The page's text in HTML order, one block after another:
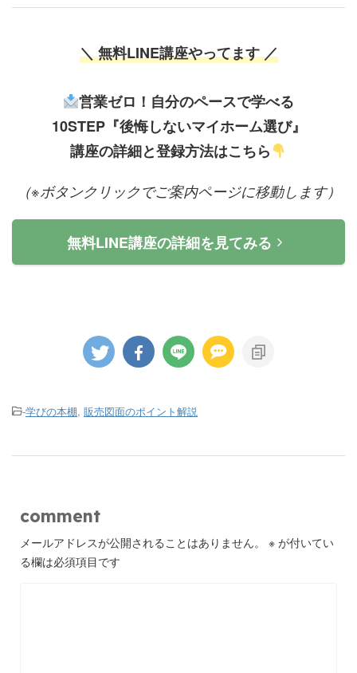
＼ 無料LINE講座やってます ／
営業ゼロ！自分のペースで学べる
10STEP『後悔しないマイホーム選び』
講座の詳細と登録方法はこちら
（※ボタンクリックでご案内ページに移動します）
無料LINE講座の詳細を見てみる
-学びの本棚, 販売図面のポイント解説
comment
メールアドレスが公開されることはありません。 ※ が付いてい
る欄は必須項目です